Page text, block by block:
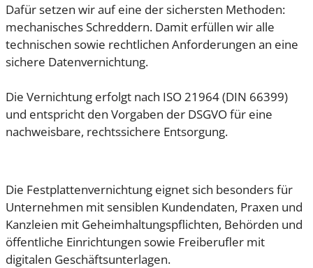
Dafür setzen wir auf eine der sichersten Methoden:
mechanisches Schreddern. Damit erfüllen wir alle
technischen sowie rechtlichen Anforderungen an eine
sichere Datenvernichtung.
Die Vernichtung erfolgt nach ISO 21964 (DIN 66399)
und entspricht den Vorgaben der DSGVO für eine
nachweisbare, rechtssichere Entsorgung.
Die Festplattenvernichtung eignet sich besonders für
Unternehmen mit sensiblen Kundendaten, Praxen und
Kanzleien mit Geheimhaltungspflichten, Behörden und
öffentliche Einrichtungen sowie Freiberufler mit
digitalen Geschäftsunterlagen.